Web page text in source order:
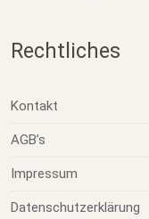
Rechtliches
Kontakt
AGB’s
Impressum
Datenschutzerklärung